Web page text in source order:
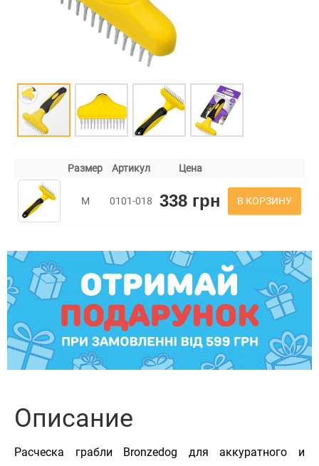
Размер Артикул Цена
M 0101-018 338 грн В КОРЗИНУ
Описание
Расческа грабли Bronzedog для аккуратного и